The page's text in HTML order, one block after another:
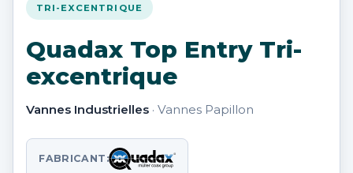
TRI-EXCENTRIQUE
Quadax Top Entry Tri-
excentrique
Vannes Industrielles · Vannes Papillon
FABRICANT: